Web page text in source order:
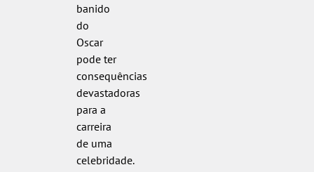
banido
do
Oscar
pode ter
consequências
devastadoras
para a
carreira
de uma
celebridade.